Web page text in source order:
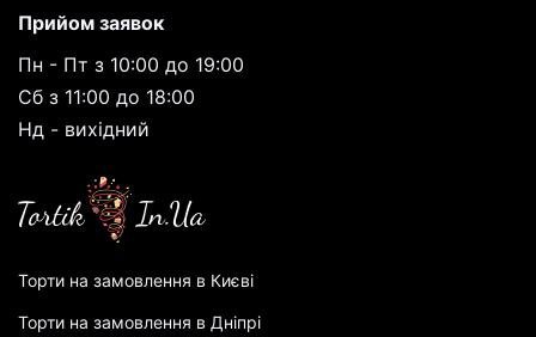
Прийом заявок
Пн - Пт з 10:00 до 19:00
Сб з 11:00 до 18:00
Нд - вихідний
Торти на замовлення в Києві
Торти на замовлення в Дніпрі